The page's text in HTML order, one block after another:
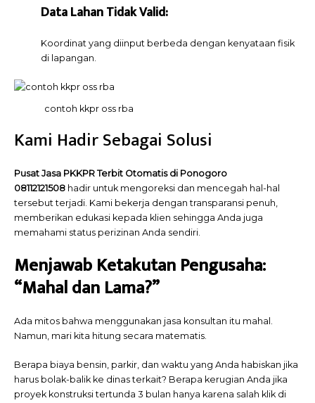
Data Lahan Tidak Valid:
Koordinat yang diinput berbeda dengan kenyataan fisik
di lapangan.
contoh kkpr oss rba
Kami Hadir Sebagai Solusi
Pusat Jasa PKKPR Terbit Otomatis di Ponogoro
08112121508 hadir untuk mengoreksi dan mencegah hal-hal
tersebut terjadi. Kami bekerja dengan transparansi penuh,
memberikan edukasi kepada klien sehingga Anda juga
memahami status perizinan Anda sendiri.
Menjawab Ketakutan Pengusaha:
“Mahal dan Lama?”
Ada mitos bahwa menggunakan jasa konsultan itu mahal.
Namun, mari kita hitung secara matematis.
Berapa biaya bensin, parkir, dan waktu yang Anda habiskan jika
harus bolak-balik ke dinas terkait? Berapa kerugian Anda jika
proyek konstruksi tertunda 3 bulan hanya karena salah klik di